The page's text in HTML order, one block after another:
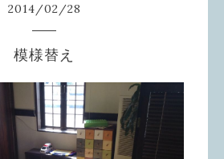
2014 /02 /28
模様替え